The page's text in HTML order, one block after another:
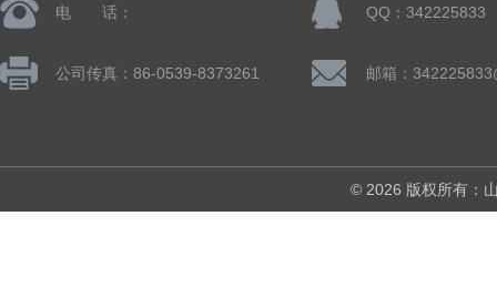
电 话： QQ：342225833
公司传真：86-0539-8373261 邮箱：
© 2026 版权所有：